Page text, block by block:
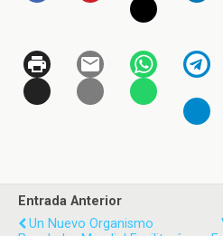
Entrada Anterior
Un Nuevo Organismo